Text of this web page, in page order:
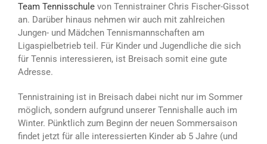
Team Tennisschule von Tennistrainer Chris Fischer-Gissot
an. Darüber hinaus nehmen wir auch mit zahlreichen
Jungen- und Mädchen Tennismannschaften am
Ligaspielbetrieb teil. Für Kinder und Jugendliche die sich
für Tennis interessieren, ist Breisach somit eine gute
Adresse.
Tennistraining ist in Breisach dabei nicht nur im Sommer
möglich, sondern aufgrund unserer Tennishalle auch im
Winter. Pünktlich zum Beginn der neuen Sommersaison
findet jetzt für alle interessierten Kinder ab 5 Jahre (und